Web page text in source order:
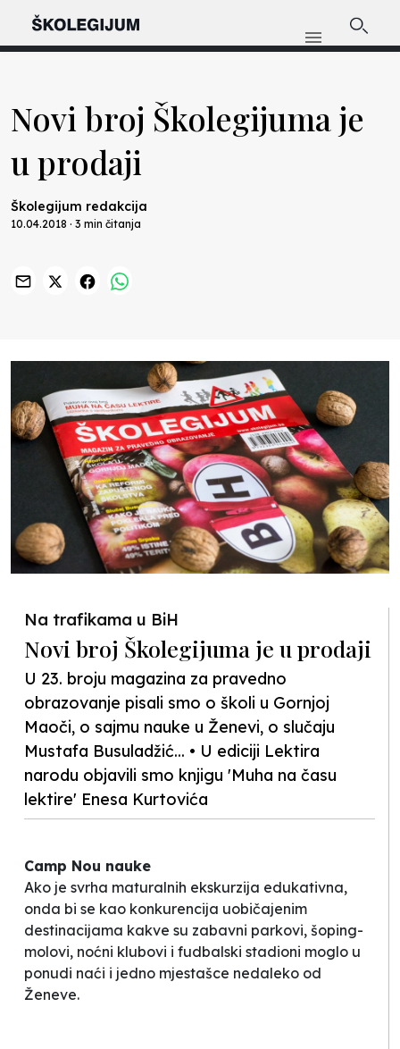
Novi broj Školegijuma je
u prodaji
Školegijum redakcija
10.04.2018 · 3 min čitanja
Na trafikama u BiH
Novi broj Školegijuma je u prodaji
U 23. broju magazina za pravedno
obrazovanje pisali smo o školi u Gornjoj
Maoči, o sajmu nauke u Ženevi, o slučaju
Mustafa Busuladžić... • U ediciji Lektira
narodu objavili smo knjigu 'Muha na času
lektire' Enesa Kurtovića
Camp Nou nauke
Ako je svrha maturalnih ekskurzija edukativna,
onda bi se kao konkurencija uobičajenim
destinacijama kakve su zabavni parkovi, šoping-
molovi, noćni klubovi i fudbalski stadioni moglo u
ponudi naći i jedno mjestašce nedaleko od
Ženeve.